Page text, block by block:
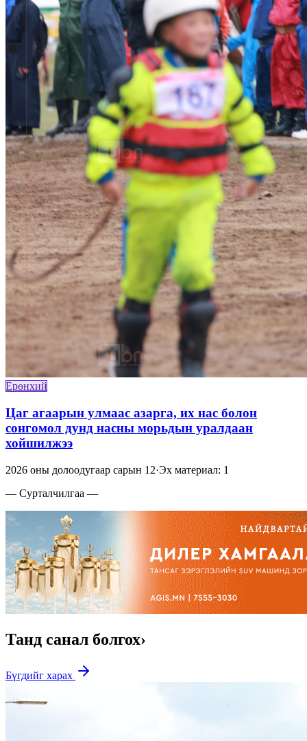
Ерөнхий
Цаг агаарын улмаас азарга, их нас болон
сонгомол дунд насны морьдын уралдаан
хойшилжээ
2026 оны долоодугаар сарын 12·Эх материал: 1
— Сурталчилгаа —
Танд санал болгох›
Бүгдийг харах